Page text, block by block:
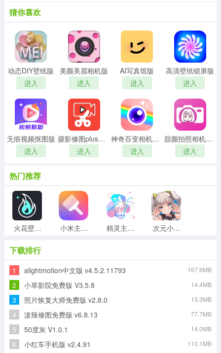
猜你喜欢
动态DIY壁纸版
进入
美颜美眉相机版
进入
AI写真馆版
进入
高清壁纸锁屏版
进入
无痕视频抠图版
进入
摄影修图plus软件版
进入
神奇百变相机最新版
进入
甜颜拍照相机无广告版
进入
热门推荐
火花壁纸安卓版 小米主题壁纸国际版 精灵主题壁纸大全官方版 次元小姐姐免费版
考试证件照软件手机版 发型屋发型搭配安卓版
玩转小组件本最新版 像素画板网页版
下载排行
1 alightmotion中文版 v4.5.2.11793 167.6MB
2 小草影院免费版 V3.5.8 14.4MB
3 照片恢复大师免费版 v2.8.0 13.3MB
4 泼辣修图免费版 v6.8.13 77.7MB
5 50度灰 V1.0.1 14.0MB
6 小红车手机版 v2.4.91 110.1MB